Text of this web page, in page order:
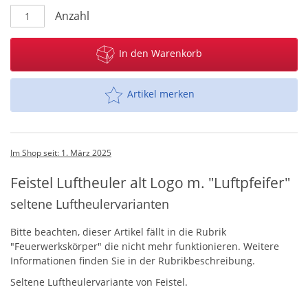
Anzahl
In den Warenkorb
Artikel merken
Im Shop seit: 1. März 2025
Feistel Luftheuler alt Logo m. "Luftpfeifer"
seltene Luftheulervarianten
Bitte beachten, dieser Artikel fällt in die Rubrik
"Feuerwerkskörper" die nicht mehr funktionieren. Weitere
Informationen finden Sie in der Rubrikbeschreibung.
Seltene Luftheulervariante von Feistel.